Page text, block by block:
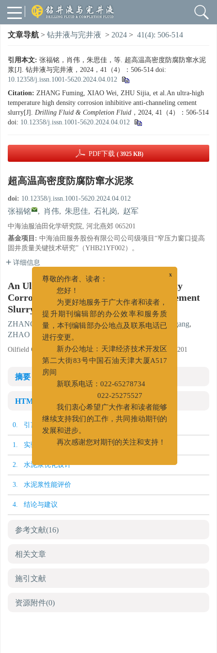
文章导航 > 钻井液与完井液 > 2024 > 41(4): 506-514
引用本文: 张福铭，肖伟，朱思佳，等. 超高温高密度防腐防窜水泥
浆[J]. 钻井液与完井液，2024，41（4）：506-514 doi:
10.12358/j.issn.1001-5620.2024.04.012
Citation: ZHANG Fuming, XIAO Wei, ZHU Sijia, et al.An ultra-high
temperature high density corrosion inhibitive anti-channeling cement
slurry[J]. Drilling Fluid & Completion Fluid ，2024, 41（4）：506-514
doi: 10.12358/j.issn.1001-5620.2024.04.012
PDF下载 ( 3925 KB)
超高温高密度防腐防窜水泥浆
doi: 10.12358/j.issn.1001-5620.2024.04.012
张福铭 , 肖伟, 朱思佳, 石礼岗, 赵军
中海油服油田化学研究院, 河北燕郊 065201
基金项目: 中海油田服务股份有限公司公司级项目“窄压力窗口提高
固井质量关键技术研究”（YHB21YF002）。
详细信息
An Ultra-High Temperature High Density
Corrosion Inhibitive Anti-Channeling Cement
Slurry
ZHANG Fuming , XIAO Wei, ZHU Sijia, SHI Ligang,
ZHAO Jun
Oilfield Chemicals R&D Institute, COSL, Yanjiao, Hebei 065201
摘要
HTML全文
0. 引言
1. 实验材料、设备及评价方法
2. 水泥浆优化设计
3. 水泥浆性能评价
4. 结论与建议
参考文献(16)
相关文章
施引文献
资源附件(0)
x
尊敬的作者、读者：
您好！
为更好地服务于广大作者和读者，
提升期刊编辑部的办公效率和服务质
量，本刊编辑部办公地点及联系电话已
进行变更。
新办公地址：天津经济技术开发区
第二大街83号中国石油天津大厦A517
房间
新联系电话：022-65278734
022-25275527
我们衷心希望广大作者和读者能够
继续支持我们的工作，共同推动期刊的
发展和进步。
再次感谢您对期刊的关注和支持！